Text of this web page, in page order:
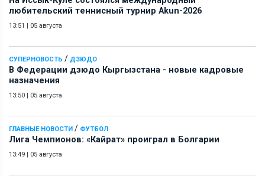
любительский теннисный турнир Akun-2026
13:51 | 05 августа
СУПЕРНОВОСТЬ / ДЗЮДО
В Федерации дзюдо Кыргызстана - новые кадровые
назначения
13:50 | 05 августа
ГЛАВНЫЕ НОВОСТИ / ФУТБОЛ
Лига Чемпионов: «Кайрат» проиграл в Болгарии
13:49 | 05 августа